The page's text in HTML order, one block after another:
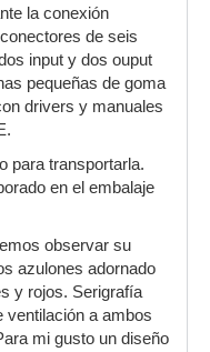
la conexión
de seis
input y dos ouput
pequeñas de goma
drivers y manuales
para transportarla.
en el embalaje
observar su
azulones adornado
y rojos. Serigrafía
ventilación a ambos
mi gusto un diseño